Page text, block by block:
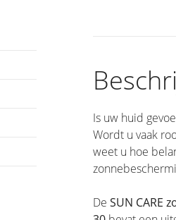
Is uw huid
Wordt u vaak
weet u hoe
De SUN CARE